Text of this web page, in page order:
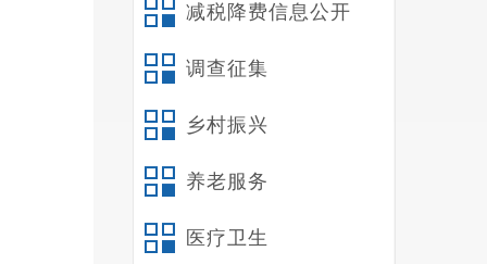
减税降费信息公开
调查征集
乡村振兴
养老服务
医疗卫生